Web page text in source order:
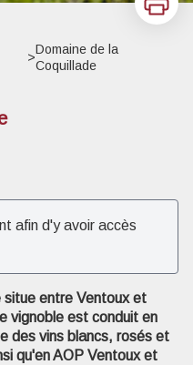
>
Domaine de la
Coquillade
afin d'y avoir accès
situe entre Ventoux et
vignoble est conduit en
des vins blancs, rosés et
qu'en AOP Ventoux et